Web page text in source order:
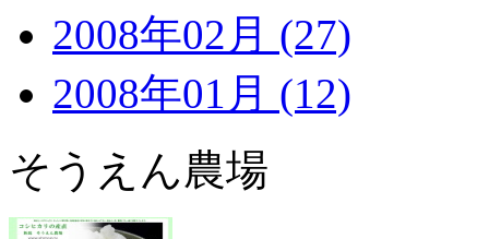
2008年02月 (27)
2008年01月 (12)
そうえん農場